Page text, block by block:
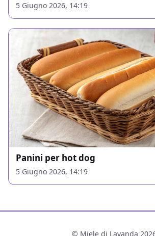
5 Giugno 2026, 14:19
Panini per hot dog
5 Giugno 2026, 14:19
© Miele di Lavanda